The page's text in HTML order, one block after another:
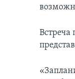
Встреча